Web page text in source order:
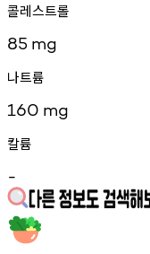
콜레스트롤
85 mg
나트륨
160 mg
칼륨
-